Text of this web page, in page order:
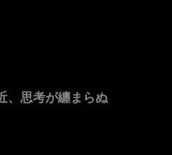
、思考が纏まらぬ